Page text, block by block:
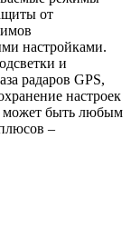
от
настройками.
и
радаров GPS,
настроек
может быть любым
–